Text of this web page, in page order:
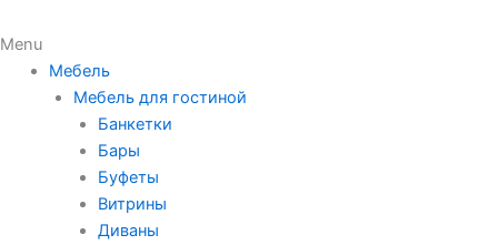
Menu
Мебель
Мебель для гостиной
Банкетки
Бары
Буфеты
Витрины
Диваны